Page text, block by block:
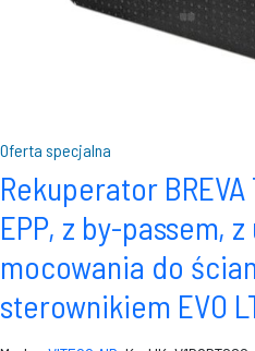
Oferta specjalna
Rekuperator
EPP, z by-passem,
mocowania do
sterownikiem EVO